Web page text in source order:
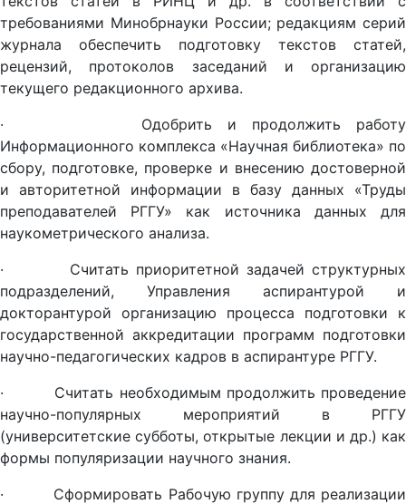
требованиями Минобрнауки России; редакциям серий
журнала обеспечить подготовку текстов статей,
рецензий, протоколов заседаний и организацию
текущего редакционного архива.
· Одобрить и продолжить работу
Информационного комплекса «Научная библиотека» по
сбору, подготовке, проверке и внесению достоверной
и авторитетной информации в базу данных «Труды
преподавателей РГГУ» как источника данных для
наукометрического анализа.
· Считать приоритетной задачей структурных
подразделений, Управления аспирантурой и
докторантурой организацию процесса подготовки к
государственной аккредитации программ подготовки
научно-педагогических кадров в аспирантуре РГГУ.
· Считать необходимым продолжить проведение
научно-популярных мероприятий в РГГУ
(университетские субботы, открытые лекции и др.) как
формы популяризации научного знания.
· Сформировать Рабочую группу для реализации